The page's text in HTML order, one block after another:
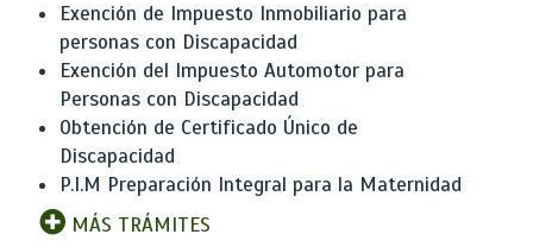
Exención de Impuesto Inmobiliario para
personas con Discapacidad
Exención del Impuesto Automotor para
Personas con Discapacidad
Obtención de Certificado Único de
Discapacidad
P.I.M Preparación Integral para la Maternidad
MÁS TRÁMITES